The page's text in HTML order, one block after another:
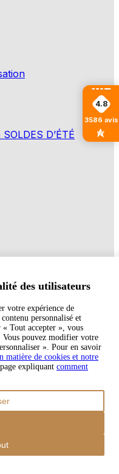
D’ÉTÉ
4.8
3586 avis
des utilisateurs
votre expérience de
personnalisé et
Tout accepter », vous
Vous pouvez modifier votre
». Pour en savoir
matière de cookies et notre
expliquant comment